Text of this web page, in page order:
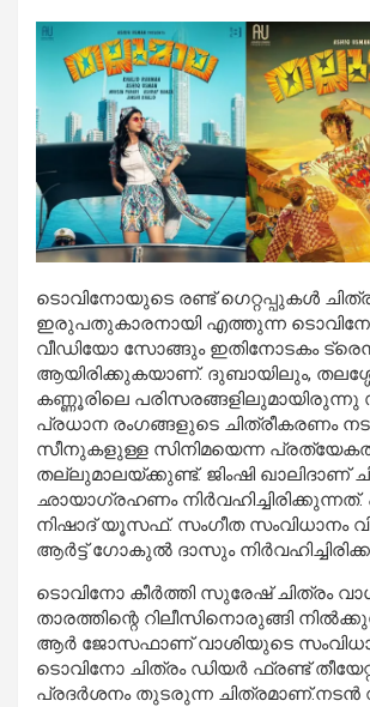
ടൊവിനോയുടെ രണ്ട് ഗെറ്റപ്പുകള്‍
ഇരുപതുകാരനായി എത്തുന്ന
വീഡിയോ സോങ്ങും ഇതിനോടകം
ആയിരിക്കുകയാണ്. ദുബായിലും,
കണ്ണൂരിലെ പരിസരങ്ങളിലുമായിരുന്നു
പ്രധാന രംഗങ്ങളുടെ ചിത്രീകരണം
സീനുകളുള്ള സിനിമയെന്ന
തല്ലുമാലയ്ക്കുണ്ട്. ജിംഷി ഖാലിദാണ്
ഛായാഗ്രഹണം നിര്‍വഹിച്ചിരിക്കുന്നത്.
നിഷാദ് യൂസഫ്. സംഗീത സംവിധാനം
ആര്‍ട്ട് ഗോകുല്‍ ദാസും
ടൊവിനോ കീര്‍ത്തി സുരേഷ് ചിത്രം
താരത്തിന്റെ റിലീസിനൊരുങ്ങി
ആര്‍ ജോസഫാണ് വാശിയുടെ
ടൊവിനോ ചിത്രം ഡിയര്‍ ഫ്രണ്ട്
പ്രദര്‍ശനം തുടരുന്ന ചിത്രമാണ്.നടന്‍